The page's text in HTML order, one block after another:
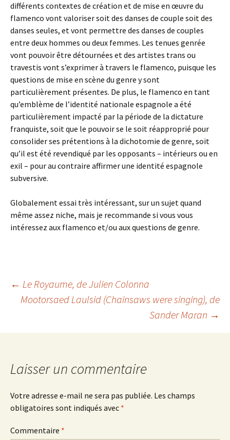
différents contextes de création et de mise en œuvre du
flamenco vont valoriser soit des danses de couple soit des
danses seules, et vont permettre des danses de couples
entre deux hommes ou deux femmes. Les tenues genrée
vont pouvoir être détournées et des artistes trans ou
travestis vont s’exprimer à travers le flamenco, puisque les
questions de mise en scène du genre y sont
particulièrement présentes. De plus, le flamenco en tant
qu’emblème de l’identité nationale espagnole a été
particulièrement impacté par la période de la dictature
franquiste, soit que le pouvoir se le soit réapproprié pour
consolider ses prétentions à la dichotomie de genre, soit
qu’il est été revendiqué par les opposants – intérieurs ou en
exil – pour au contraire affirmer une identité espagnole
subversive.
Globalement essai très intéressant, sur un sujet quand
même assez niche, mais je recommande si vous vous
intéressez aux flamenco et/ou aux questions de genre.
Navigation
← Le Royaume, de Julien Colonna
Mootorsaed Laulsid (Chainsaws were singing), de
Sander Maran →
Laisser un commentaire
Votre adresse e-mail ne sera pas publiée. Les champs
obligatoires sont indiqués avec *
Commentaire *